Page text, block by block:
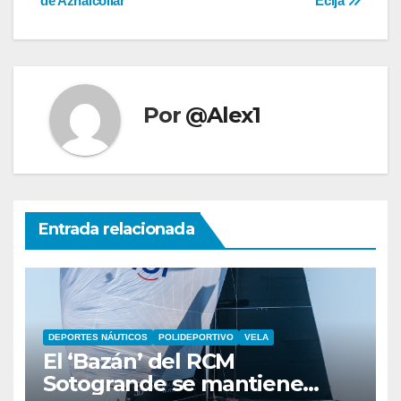
Por @Alex1
Entrada relacionada
DEPORTES NÁUTICOS POLIDEPORTIVO VELA
El ‘Bazán’ del RCM
Sotogrande se mantiene